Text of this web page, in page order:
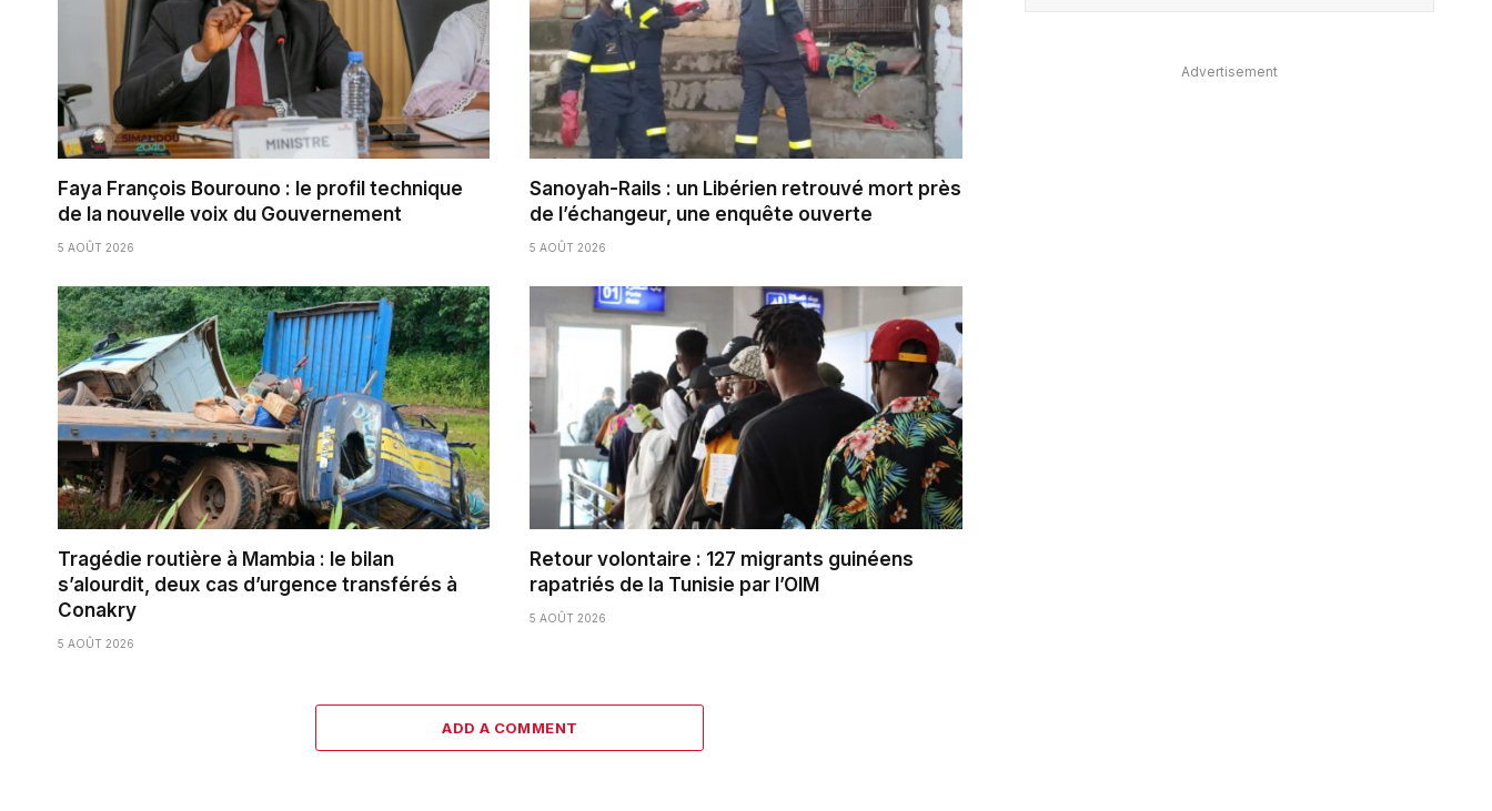
Faya François Bourouno : le profil technique
de la nouvelle voix du Gouvernement
5 AOÛT 2026
Sanoyah-Rails : un Libérien retrouvé mort près
de l’échangeur, une enquête ouverte
5 AOÛT 2026
Tragédie routière à Mambia : le bilan
s’alourdit, deux cas d’urgence transférés à
Conakry
5 AOÛT 2026
Retour volontaire : 127 migrants guinéens
rapatriés de la Tunisie par l’OIM
5 AOÛT 2026
ADD A COMMENT
Advertisement